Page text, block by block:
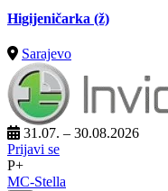
Higijeničarka (ž)
Sarajevo
31.07. – 30.08.2026
Prijavi se
P+
MC-Stella